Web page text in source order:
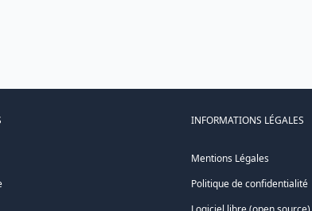
INFORMATIONS LÉGALES
Mentions Légales
Politique de confidentialité